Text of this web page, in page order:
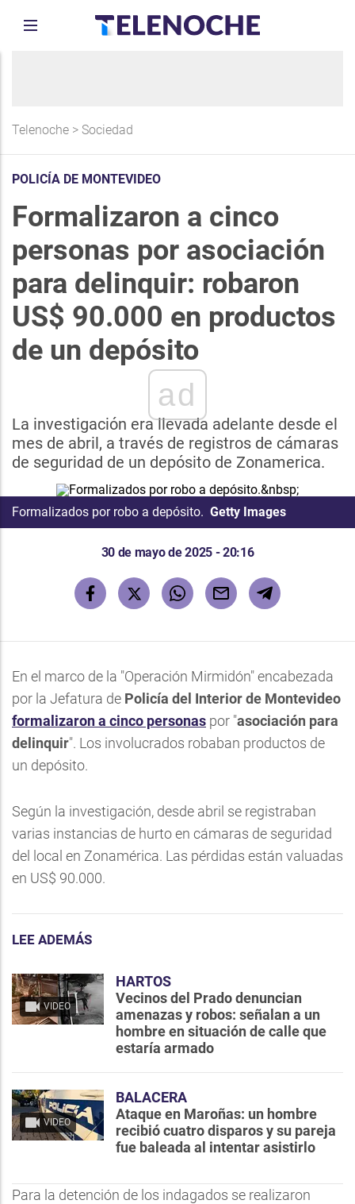
Telenoche > Sociedad
POLICÍA DE MONTEVIDEO
Formalizaron a cinco
personas por asociación
para delinquir: robaron
US$ 90.000 en productos
de un depósito
ad
La investigación era llevada adelante desde el
mes de abril, a través de registros de cámaras
de seguridad de un depósito de Zonamerica.
Formalizados por robo a depósito. Getty Images
30 de mayo de 2025 - 20:16
En el marco de la "Operación Mirmidón" encabezada
por la Jefatura de Policía del Interior de Montevideo
formalizaron a cinco personas por "asociación para
delinquir". Los involucrados robaban productos de
un depósito.
Según la investigación, desde abril se registraban
varias instancias de hurto en cámaras de seguridad
del local en Zonamérica. Las pérdidas están valuadas
en US$ 90.000.
LEE ADEMÁS
VIDEO
HARTOS
Vecinos del Prado denuncian
amenazas y robos: señalan a un
hombre en situación de calle que
estaría armado
VIDEO
BALACERA
Ataque en Maroñas: un hombre
recibió cuatro disparos y su pareja
fue baleada al intentar asistirlo
Para la detención de los indagados se realizaron